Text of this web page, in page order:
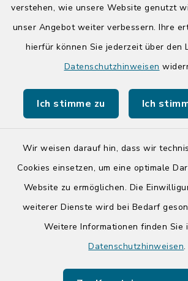
verstehen, wie unsere Website genutzt
unser Angebot weiter verbessern. Ihre
hierfür können Sie jederzeit über den
Datenschutzhinweisen
Ich stimme zu Ich
Wir weisen darauf hin, dass wir
Cookies einsetzen, um eine optimale
Website zu ermöglichen. Die
weiterer Dienste wird bei Bedarf
Weitere Informationen finden Sie
Datenschutzhinweisen.
14:00-17:00 Uhr
Quicklinks
Tourist-Info der Stadt Bad
Barrierefreiheit